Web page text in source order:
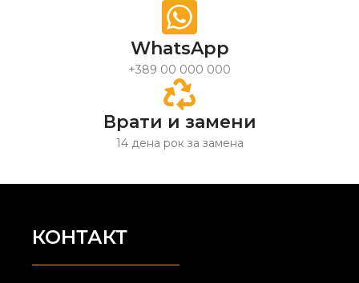
WhatsApp
+389 00 000 000
Врати и замени
14 дена рок за замена
КОНТАКТ